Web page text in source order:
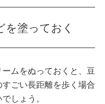
塗っておく
ムをぬっておくと、豆
ごい長距離を歩く場合
しょう。